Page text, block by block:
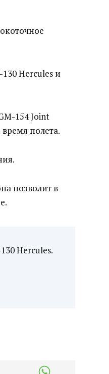
Hercules и
154 Joint
полета.
позволит в
Hercules.